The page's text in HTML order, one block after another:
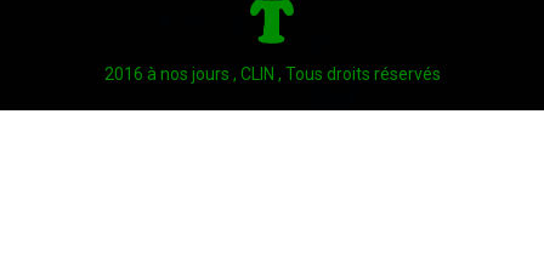
2016 à nos jours , CLIN , Tous droits réservés